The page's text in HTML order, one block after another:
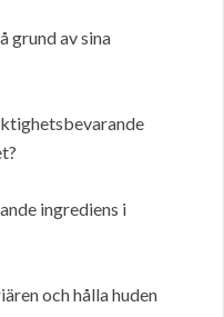
grund av sina
ingrediens i
och hålla huden